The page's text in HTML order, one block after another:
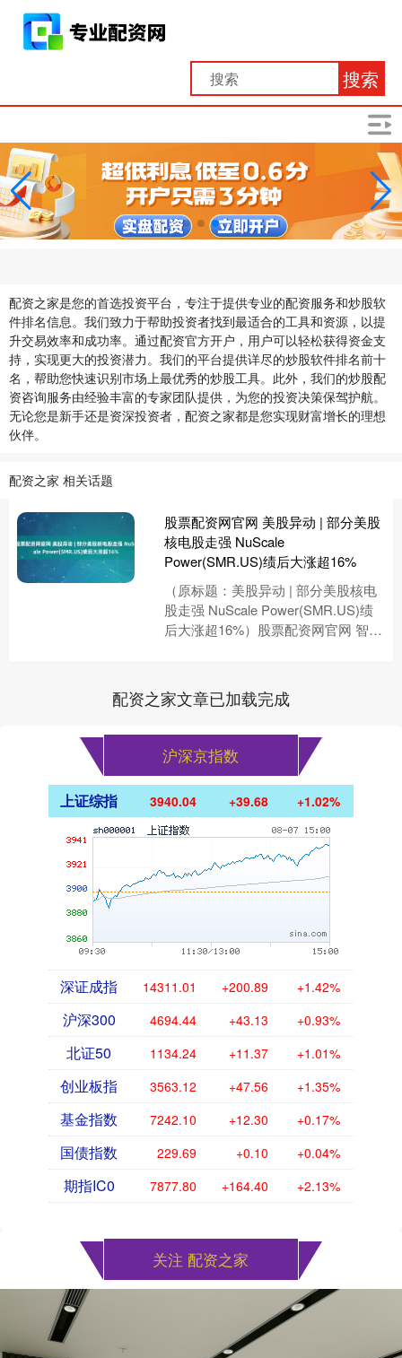
搜索
配资之家是您的首选投资平台，专注于提供专业的配资服务和炒股软
件排名信息。我们致力于帮助投资者找到最适合的工具和资源，以提
升交易效率和成功率。通过配资官方开户，用户可以轻松获得资金支
持，实现更大的投资潜力。我们的平台提供详尽的炒股软件排名前十
名，帮助您快速识别市场上最优秀的炒股工具。此外，我们的炒股配
资咨询服务由经验丰富的专家团队提供，为您的投资决策保驾护航。
无论您是新手还是资深投资者，配资之家都是您实现财富增长的理想
伙伴。
配资之家 相关话题
股票配资网官网 美股异动 | 部分美股
核电股走强 NuScale
Power(SMR.US)绩后大涨超16%
（原标题：美股异动 | 部分美股核电
股走强 NuScale Power(SMR.US)绩
后大涨超16%）股票配资网官网 智通
配资之家文章已加载完成
沪深京指数
上证综指 3940.04 +39.68 +1.02%
深证成指 14311.01 +200.89 +1.42%
沪深300 4694.44 +43.13 +0.93%
北证50 1134.24 +11.37 +1.01%
创业板指 3563.12 +47.56 +1.35%
基金指数 7242.10 +12.30 +0.17%
国债指数 229.69 +0.10 +0.04%
期指IC0 7877.80 +164.40 +2.13%
关注 配资之家